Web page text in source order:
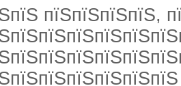
пїЅпїЅпїЅпїЅ,